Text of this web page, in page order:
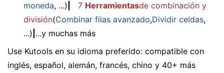
moneda, ...) 7 Herramientasde combinación y
división(Combinar filas avanzado,Dividir celdas,
...) ...y muchas más
Use Kutools en su idioma preferido: compatible con
inglés, español, alemán, francés, chino y 40+ más